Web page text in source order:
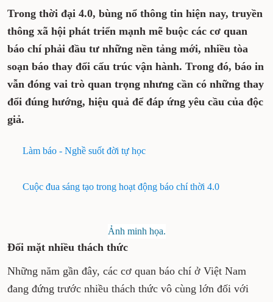
Trong thời đại 4.0, bùng nổ thông tin hiện nay, truyền
thông xã hội phát triển mạnh mẽ buộc các cơ quan
báo chí phải đầu tư những nền tảng mới, nhiều tòa
soạn báo thay đổi cấu trúc vận hành. Trong đó, báo in
vẫn đóng vai trò quan trọng nhưng cần có những thay
đổi đúng hướng, hiệu quả để đáp ứng yêu cầu của độc
giả.
Làm báo - Nghề suốt đời tự học
Cuộc đua sáng tạo trong hoạt động báo chí thời 4.0
Ảnh minh họa.
Đối mặt nhiều thách thức
Những năm gần đây, các cơ quan báo chí ở Việt Nam
đang đứng trước nhiều thách thức vô cùng lớn đối với